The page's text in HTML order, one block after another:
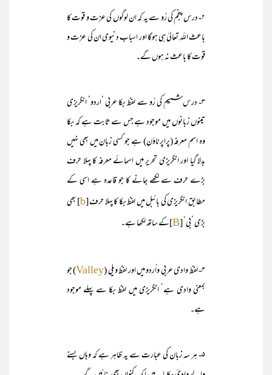
۲- درس پنجم کی رُو سے یہ کہ ان لوگوں کی عزت و قوت کا
باعث اللہ تعالیٰ ہی ہوگا اور اسباب دنیوی ان کی عزت و
قوت کا باعث نہ ہوں گے۔
۳- درس ششم کی رُو سے لفظ بکا عربی ‘اردو‘ انگریزی
تینوں زبانوں میں موجود ہے جس سے ثابت ہے کہ بکا
وہ اسم معرفہ (پراپرناؤن) ہے جو کسی زبان میں بھی نہیں
بدلا گیا اور انگریزی تحریر میں اسمائے معرفہ کا پہلا حرف
بڑے حرف سے لکھے جانے کا جو قاعدہ ہے اسی کے
مطابق انگریزی کی بائبل میں لفظ بکا کا پہلا حرف [b] بھی
بڑی ’بی‘ [B]کے ساتھ لکھا ہے۔
۴- لفظ وادی عربی واُردو میں اور لفظ ویلی ( Valley) جو
بمعنی وادی ہے‘ انگریزی میں لفظ بکا سے پہلے موجود
ہے۔
۵- ہر سہ زبان کی عبارت سے یہ ظاہر ہے کہ وہاں بسنے